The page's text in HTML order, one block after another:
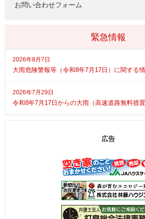
お問い合わせフォーム
緊急情報
2026年8月7日
大雨危険警報等（令和8年7月17日）に関する
2026年7月29日
令和8年7月17日からの大雨（高速道路無料措置
広告